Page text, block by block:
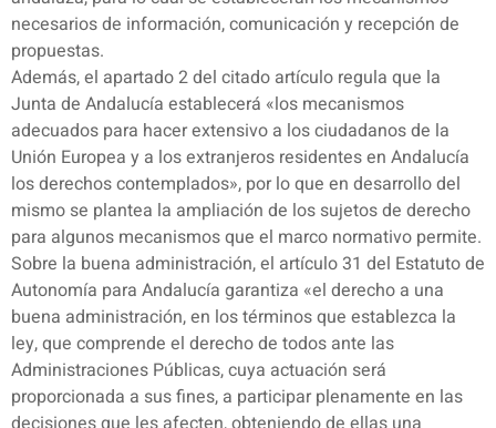
necesarios de información, comunicación y recepción de
propuestas.
Además, el apartado 2 del citado artículo regula que la
Junta de Andalucía establecerá «los mecanismos
adecuados para hacer extensivo a los ciudadanos de la
Unión Europea y a los extranjeros residentes en Andalucía
los derechos contemplados», por lo que en desarrollo del
mismo se plantea la ampliación de los sujetos de derecho
para algunos mecanismos que el marco normativo permite.
Sobre la buena administración, el artículo 31 del Estatuto de
Autonomía para Andalucía garantiza «el derecho a una
buena administración, en los términos que establezca la
ley, que comprende el derecho de todos ante las
Administraciones Públicas, cuya actuación será
proporcionada a sus fines, a participar plenamente en las